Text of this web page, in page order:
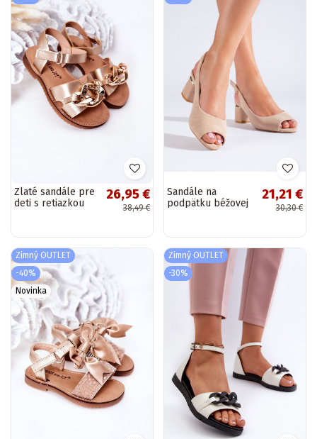
Zlaté sandále pre
deti s retiazkou
26,95 €
38,49 €
Sandále na
podpätku béžovej
21,21 €
30,30 €
Zimný OUTLET
-40%
Novinka
Zimný OUTLET
-30%